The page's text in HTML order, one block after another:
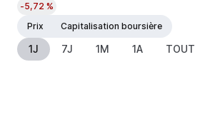
-5,72 %
Prix
Capitalisation boursière
1J 7J 1M 1A TOUT